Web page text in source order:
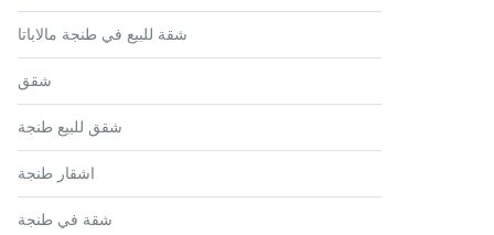
شقة للبيع في طنجة مالاباتا
شقق
شقق للبيع طنجة
اشقار طنجة
شقة في طنجة